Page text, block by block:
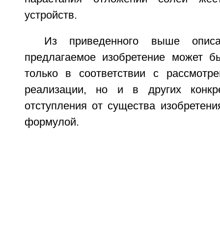
устройств.
Из приведенного выше
предлагаемое изобретение может
только в соответствии с
реализации, но и в других
отступления от существа
формулой.